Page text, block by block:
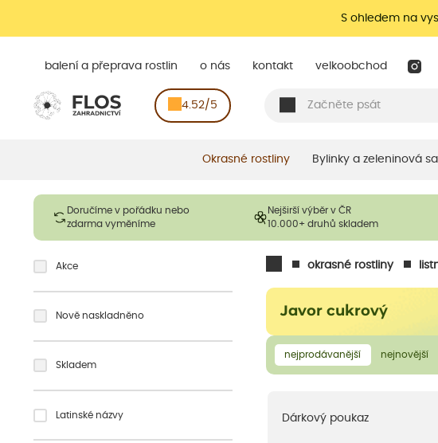
S ohledem na
balení a přeprava rostlin o nás kontakt velkoobchod
4.52/5
Okrasné rostliny Bylinky a zeleninová
Doručíme v pořádku nebo
zdarma vyměníme
Nejširší výběr v ČR
10.000+ druhů skladem
okrasné rostliny
Javor cukrový
nejprodávanější nejnovější
Akce
Nově naskladněno
Skladem
Latinské názvy Dárkový poukaz